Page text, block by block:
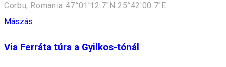
Corbu, Romania 47°01'12.7"N 25°42'00.7"E
Mászás
Via Ferráta túra a Gyilkos-tónál